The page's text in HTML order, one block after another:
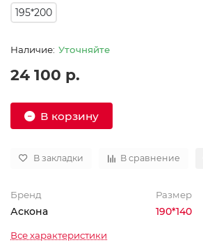
195*200
Уточняйте
24 100 р.
В корзину
В закладки В сравнение
Бренд
Аскона
Размер
190*140
Все характеристики